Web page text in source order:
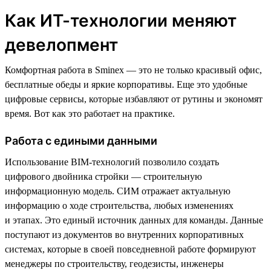
Как ИТ-технологии меняют
девелопмент
Комфортная работа в Sminex — это не только красивый офис,
бесплатные обеды и яркие корпоративы. Еще это удобные
цифровые сервисы, которые избавляют от рутины и экономят
время. Вот как это работает на практике.
Работа с едиными данными
Использование BIM-технологий позволило создать
цифрового двойника стройки — строительную
информационную модель. СИМ отражает актуальную
информацию о ходе строительства, любых изменениях
и этапах. Это единый источник данных для команды. Данные
поступают из документов во внутренних корпоративных
системах, которые в своей повседневной работе формируют
менеджеры по строительству, геодезисты, инженеры